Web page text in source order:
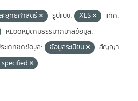
ะยุทธศาสตร์ รูปแบบ: XLS
แท็ค:
หมวดหมู่ตามธรรมาภิบาลข้อมูล:
ะเภทชุดข้อมูล: ข้อมูลระเบียน
สัญญา